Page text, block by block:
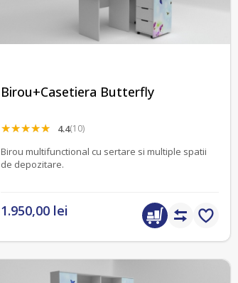
Birou+Casetiera Butterfly
4.4(10)
Birou multifunctional cu sertare si multiple spatii
de depozitare.
1.950,00 lei